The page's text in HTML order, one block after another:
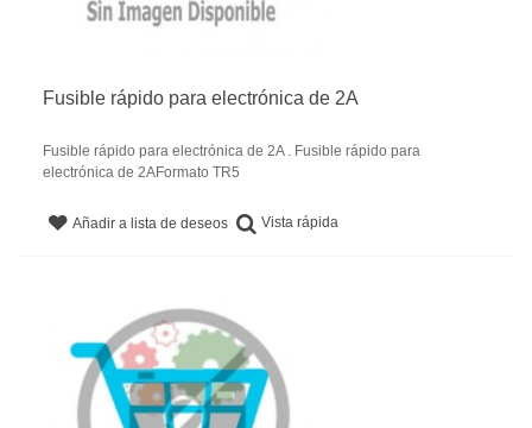
Fusible rápido para electrónica de 2A
Fusible rápido para electrónica de 2A . Fusible rápido para
electrónica de 2AFormato TR5
Añadir a lista de deseos Vista rápida